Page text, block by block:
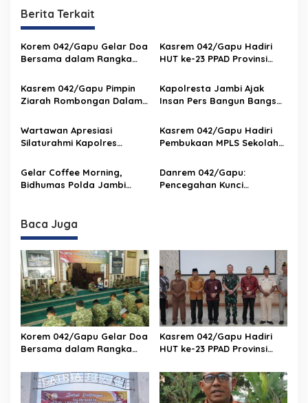
g
a
s
i
p
o
s
Berita Terkait
Korem 042/Gapu Gelar Doa
Bersama dalam Rangka
Kasrem 042/Gapu Hadiri
HUT ke-23 PPAD Provinsi
Dukung Program
Pemerintah
Kasrem 042/Gapu Pimpin
Ziarah Rombongan Dalam
XX/Tuanku Imam Bonjol
Kapolresta Jambi Ajak
Insan Pers Bangun Bangsa
Narkoba dan Tangkal
Hoax
Wartawan Apresiasi
Silaturahmi Kapolres
Media Kian Erat
Kasrem 042/Gapu Hadiri
Pembukaan MPLS Sekolah
Jambi
Gelar Coffee Morning,
Bidhumas Polda Jambi
Danrem 042/Gapu:
Pencegahan Kunci
Baca Juga
Korem 042/Gapu Gelar Doa
Bersama dalam Rangka
Kasrem 042/Gapu Hadiri
HUT ke-23 PPAD Provinsi
Dukung Program
Pemerintah